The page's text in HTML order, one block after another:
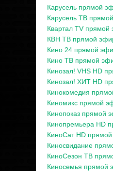
Карусель прямой
Карусель ТВ
Квартал TV прямой
КВН ТВ прямой
Кино 24 прямой
Кино ТВ прямой
Кинозал! VHS HD
Кинозал! ХИТ HD
Кинокомедия
Киномикс прямой
Кинопоказ прямой
Кинопремьера HD
КиноСат HD
Киносвидание
КиноСезон ТВ
Киносемья прямой